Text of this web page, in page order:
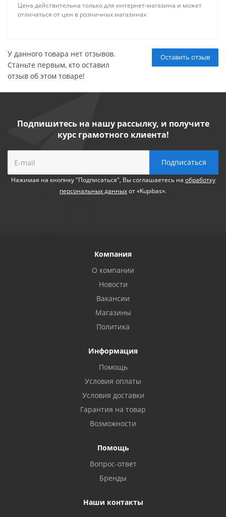
Цена действительна только для интернет-магазина и может
отличаться от цен в розничных магазинах
Оставить отзыв
У данного товара нет отзывов.
Станьте первым, кто оставил
отзыв об этом товаре!
Подпишитесь на нашу рассылку, и получите
курс грамотного клиента!
Нажимая на кнопнку "Подписаться", Вы соглашаетесь на обработку
персональных данныхот «Kupibas».
Компания
О компании
Новости
Вакансии
Магазины
Политика
Информация
Помощь
Условия оплаты
Условия доставки
Гарантия на товар
Возможности
Помощь
Вопрос-ответ
Бренды
Наши контакты